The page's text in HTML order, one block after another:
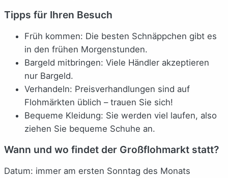
Tipps für Ihren Besuch
Früh kommen: Die besten Schnäppchen gibt es
in den frühen Morgenstunden.
Bargeld mitbringen: Viele Händler akzeptieren
nur Bargeld.
Verhandeln: Preisverhandlungen sind auf
Flohmärkten üblich – trauen Sie sich!
Bequeme Kleidung: Sie werden viel laufen, also
ziehen Sie bequeme Schuhe an.
Wann und wo findet der Großflohmarkt statt?
Datum: immer am ersten Sonntag des Monats